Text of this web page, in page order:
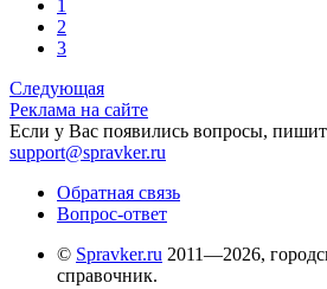
1
2
3
Следующая
Реклама на сайте
Если у Вас появились вопросы,
support@spravker.ru
Обратная связь
Вопрос-ответ
© Spravker.ru 2011—2026,
справочник.